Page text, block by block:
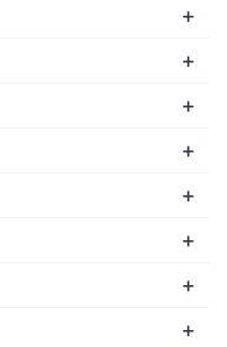
+
+
+
+
+
+
+
+